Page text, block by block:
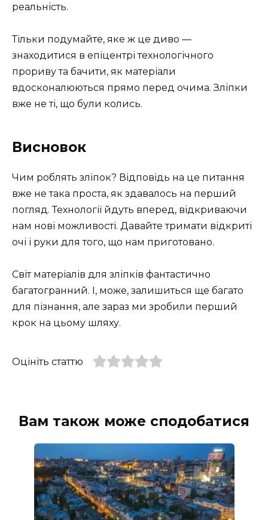
реальність.
Тільки подумайте, яке ж це диво —
знаходитися в епіцентрі технологічного
прориву та бачити, як матеріали
вдосконалюються прямо перед очима. Зліпки
вже не ті, що були колись.
Висновок
Чим роблять зліпок? Відповідь на це питання
вже не така проста, як здавалось на перший
погляд. Технології йдуть вперед, відкриваючи
нам нові можливості. Давайте тримати відкриті
очі і руки для того, що нам приготовано.
Світ матеріалів для зліпків фантастично
багатогранний. І, може, залишиться ще багато
для пізнання, але зараз ми зробили перший
крок на цьому шляху.
Оцініть статтю
Вам також може сподобатися